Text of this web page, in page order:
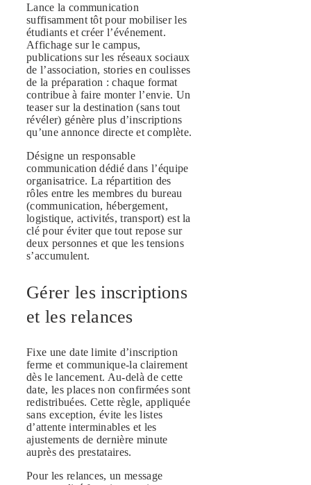
Lance la communication
suffisamment tôt pour mobiliser les
étudiants et créer l’événement.
Affichage sur le campus,
publications sur les réseaux sociaux
de l’association, stories en coulisses
de la préparation : chaque format
contribue à faire monter l’envie. Un
teaser sur la destination (sans tout
révéler) génère plus d’inscriptions
qu’une annonce directe et complète.
Désigne un responsable
communication dédié dans l’équipe
organisatrice. La répartition des
rôles entre les membres du bureau
(communication, hébergement,
logistique, activités, transport) est la
clé pour éviter que tout repose sur
deux personnes et que les tensions
s’accumulent.
Gérer les inscriptions
et les relances
Fixe une date limite d’inscription
ferme et communique-la clairement
dès le lancement. Au-delà de cette
date, les places non confirmées sont
redistribuées. Cette règle, appliquée
sans exception, évite les listes
d’attente interminables et les
ajustements de dernière minute
auprès des prestataires.
Pour les relances, un message